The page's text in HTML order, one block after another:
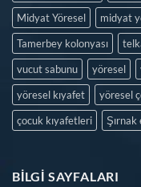
Midyat Yöresel
midyat
Tamerbey kolonyası
vucut sabunu
yöresel
yöresel kıyafet
yöresel
çocuk kıyafetleri
Şırnak
BILGI SAYFALARI